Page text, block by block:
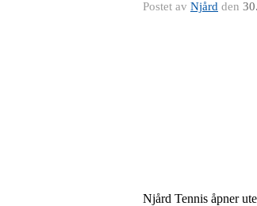
Postet av Njård den
Njård Tennis åpner